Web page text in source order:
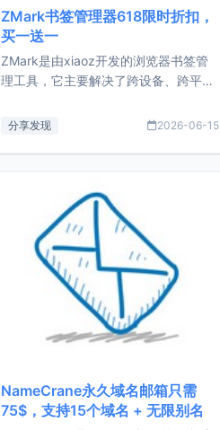
ZMark书签管理器618限时折扣，
买一送一
ZMark是由xiaoz开发的浏览器书签管
理工具，它主要解决了跨设备、跨平
做到一处部署、随处访问。同时，它还
量级： 使用Bun + Hono.js
分享发现 2026-06-15
NameCrane永久域名邮箱只需
75$，支持15个域名 + 无限别名